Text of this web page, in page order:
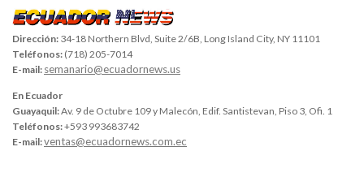
Dirección: 34-18 Northern Blvd, Suite 2/6B, Long Island City, NY 11101
Teléfonos: (718) 205-7014
E-mail: semanario@ecuadornews.us
En Ecuador
Guayaquil:Av. 9 de Octubre 109 y Malecón, Edif. Santistevan, Piso 3, Ofi. 1
Teléfonos:+593 993683742
E-mail:ventas@ecuadornews.com.ec